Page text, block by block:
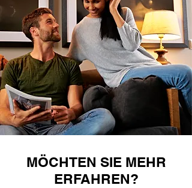
MÖCHTEN SIE MEHR
ERFAHREN?